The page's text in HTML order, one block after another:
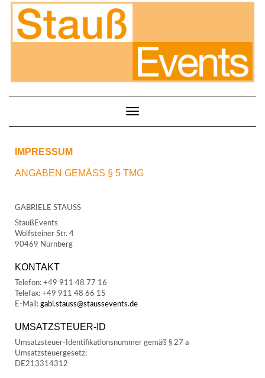
Toggle Navigation
IMPRESSUM
ANGABEN GEMÄSS § 5 TMG
GABRIELE STAUSS
StaußEvents
Wolfsteiner Str. 4
90469 Nürnberg
KONTAKT
Telefon: +49 911 48 77 16
Telefax: +49 911 48 66 15
E-Mail: gabi.stauss@staussevents.de
UMSATZSTEUER-ID
Umsatzsteuer-Identifikationsnummer gemäß § 27 a
Umsatzsteuergesetz:
DE213314312